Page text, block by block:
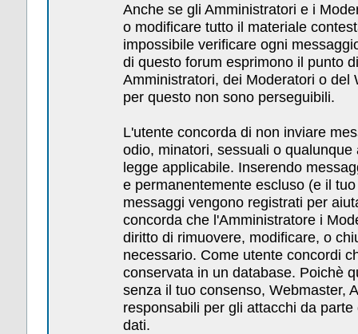
Anche se gli Amministratori e i
o modificare tutto il materiale
impossibile verificare ogni
di questo forum esprimono il punto
Amministratori, dei Moderatori o
per questo non sono perseguibili.
L'utente concorda di non inviare
odio, minatori, sessuali o
legge applicabile. Inserendo
e permanentemente escluso (e il
messaggi vengono registrati per
concorda che l'Amministratore i
diritto di rimuovere, modificare, o
necessario. Come utente concordi
conservata in un database. Poichè
senza il tuo consenso, Webmaster,
responsabili per gli attacchi da
dati.